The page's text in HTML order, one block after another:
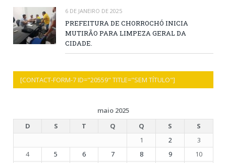
6 DE JANEIRO DE 2025
PREFEITURA DE CHORROCHÓ INICIA
MUTIRÃO PARA LIMPEZA GERAL DA
CIDADE.
[CONTACT-FORM-7 ID="20559" TITLE="SEM TÍTULO"]
maio 2025
D
S T Q Q S
S
1
2
3
4
5 6 7 8 9
10